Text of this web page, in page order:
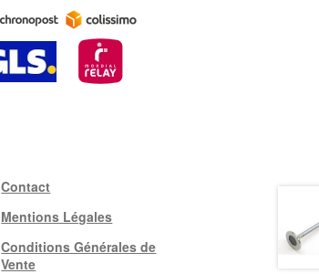
Contact
Mentions Légales
Conditions Générales de
Vente